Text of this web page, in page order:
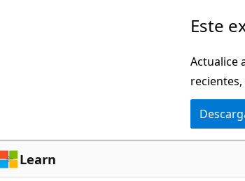
Este
Actualice
Learn